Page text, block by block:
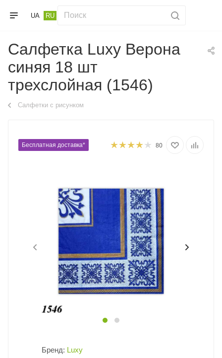
UA RU
Салфетка Luxy Верона
синяя 18 шт
трехслойная (1546)
Салфетки с рисунком
Бесплатная доставка* 80
Бренд: Luxy